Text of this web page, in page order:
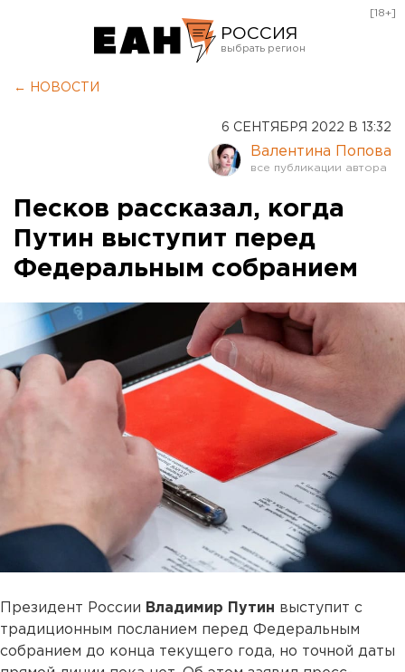
РОССИЯ
Курган
Оренбург
[18+]
← НОВОСТИ
6 СЕНТЯБРЯ 2022 В 13:32
Валентина Попова
Песков рассказал, когда
Путин выступит перед
Федеральным собранием
Президент России Владимир Путин выступит с
традиционным посланием перед Федеральным
собранием до конца текущего года, но точной даты